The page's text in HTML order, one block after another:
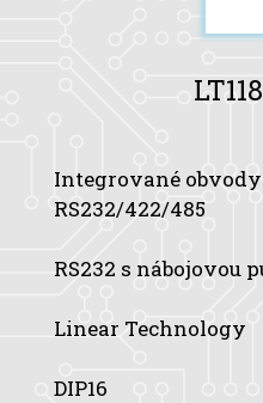
Integrované obvody
RS232/422/485
RS232 s nábojovou
Linear Technology
DIP16